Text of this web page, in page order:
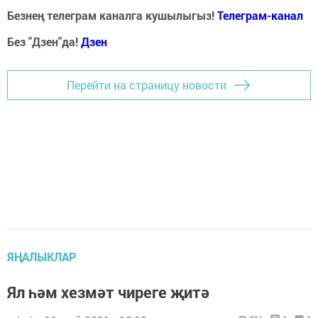
Безнең телеграм каналга кушылыгыз!Телеграм-канал
Без "Дзен"да!Дзен
Перейти на страницу новости
ЯҢАЛЫКЛАР
Ял һәм хезмәт чиреге җитә